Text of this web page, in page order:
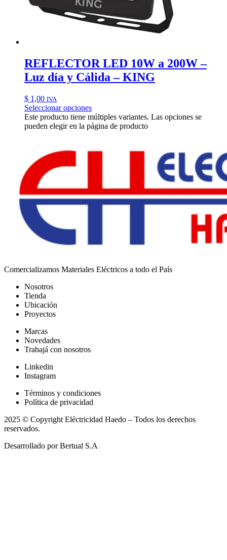
REFLECTOR LED 10W a 200W –
Luz día y Cálida – KING
$ 1,00 IVA
Seleccionar opciones
Este producto tiene múltiples variantes. Las opciones se
pueden elegir en la página de producto
Comercializamos Materiales Eléctricos a todo el País
Nosotros
Tienda
Ubicación
Proyectos
Marcas
Novedades
Trabajá con nosotros
Linkedin
Instagram
Términos y condiciones
Política de privacidad
2025 © Copyright Eléctricidad Haedo – Todos los derechos
reservados.
Desarrollado por Bertual S.A